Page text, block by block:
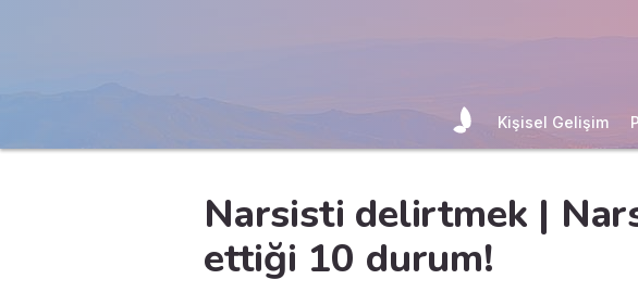
Kişisel Gelişim
Narsisti delirtmek |
ettiği 10 durum!